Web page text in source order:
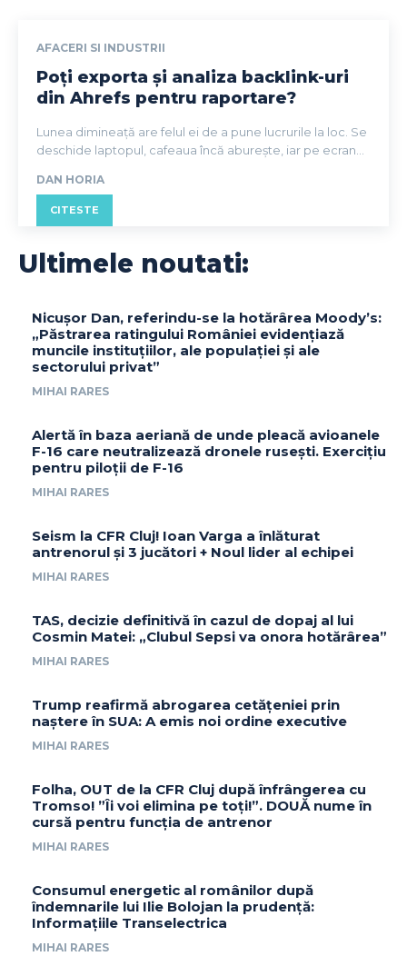
AFACERI SI INDUSTRII
Poți exporta și analiza backlink-uri
din Ahrefs pentru raportare?
Lunea dimineață are felul ei de a pune lucrurile la loc. Se
deschide laptopul, cafeaua încă aburește, iar pe ecran...
DAN HORIA
CITESTE
Ultimele noutati:
Nicușor Dan, referindu-se la hotărârea Moody’s:
„Păstrarea ratingului României evidențiază
muncile instituțiilor, ale populației și ale
sectorului privat”
MIHAI RARES
Alertă în baza aeriană de unde pleacă avioanele
F-16 care neutralizează dronele rusești. Exercițiu
pentru piloții de F-16
MIHAI RARES
Seism la CFR Cluj! Ioan Varga a înlăturat
antrenorul și 3 jucători + Noul lider al echipei
MIHAI RARES
TAS, decizie definitivă în cazul de dopaj al lui
Cosmin Matei: „Clubul Sepsi va onora hotărârea”
MIHAI RARES
Trump reafirmă abrogarea cetățeniei prin
naștere în SUA: A emis noi ordine executive
MIHAI RARES
Folha, OUT de la CFR Cluj după înfrângerea cu
Tromso! ”Îi voi elimina pe toți!”. DOUĂ nume în
cursă pentru funcția de antrenor
MIHAI RARES
Consumul energetic al românilor după
îndemnarile lui Ilie Bolojan la prudență:
Informațiile Transelectrica
MIHAI RARES